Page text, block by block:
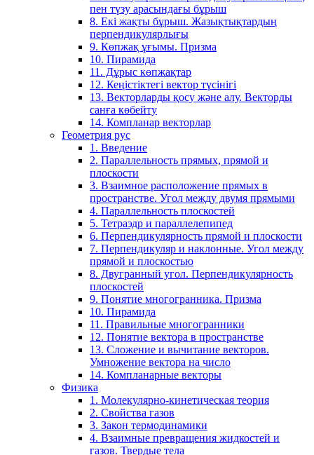
пен түзу арасындағы бұрыш
8. Екі жақты бұрыш. Жазықтықтардың
перпендикулярлығы
9. Көпжақ ұғымы. Призма
10. Пирамида
11. Дұрыс көпжақтар
12. Кеңістіктегі вектор түсінігі
13. Векторларды қосу және алу. Векторды
санға көбейту
14. Компланар векторлар
Геометрия рус
1. Введение
2. Параллельность прямых, прямой и
плоскости
3. Взаимное расположение прямых в
пространстве. Угол между двумя прямыми
4. Параллельность плоскостей
5. Тетраэдр и параллелепипед
6. Перпендикулярность прямой и плоскости
7. Перпендикуляр и наклонные. Угол между
прямой и плоскостью
8. Двугранный угол. Перпендикулярность
плоскостей
9. Понятие многогранника. Призма
10. Пирамида
11. Правильные многогранники
12. Понятие вектора в пространстве
13. Сложение и вычитание векторов.
Умножение вектора на число
14. Компланарные векторы
Физика
1. Молекулярно-кинетическая теория
2. Свойства газов
3. Закон термодинамики
4. Взаимные превращения жидкостей и
газов. Твердые тела